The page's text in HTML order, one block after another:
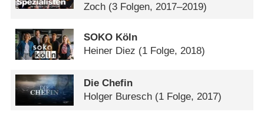
Zoch (3 Folgen, 2017–2019)
SOKO Köln
Heiner Diez (1 Folge, 2018)
Die Chefin
Holger Buresch (1 Folge, 2017)